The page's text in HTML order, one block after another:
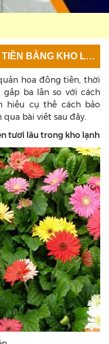
CÁCH BẢO QUẢN HOA ĐỒNG TIỀN BẰNG KHO LẠNH HIỆU QUẢ
hoa đồng tiền, thời
ba lần so với cách
hiểu cụ thể cách bảo
bài viết sau đây.
tươi lâu trong kho lạnh